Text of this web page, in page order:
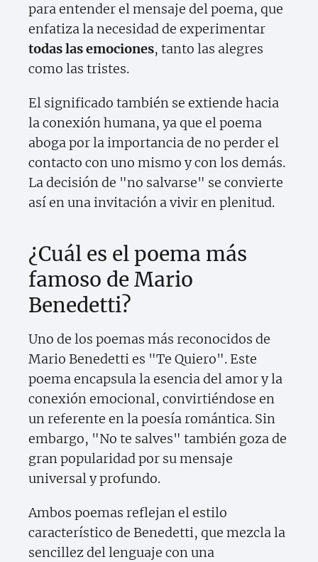
para entender el mensaje del poema, que
enfatiza la necesidad de experimentar
todas las emociones, tanto las alegres
como las tristes.
El significado también se extiende hacia
la conexión humana, ya que el poema
aboga por la importancia de no perder el
contacto con uno mismo y con los demás.
La decisión de "no salvarse" se convierte
así en una invitación a vivir en plenitud.
¿Cuál es el poema más
famoso de Mario
Benedetti?
Uno de los poemas más reconocidos de
Mario Benedetti es "Te Quiero". Este
poema encapsula la esencia del amor y la
conexión emocional, convirtiéndose en
un referente en la poesía romántica. Sin
embargo, "No te salves" también goza de
gran popularidad por su mensaje
universal y profundo.
Ambos poemas reflejan el estilo
característico de Benedetti, que mezcla la
sencillez del lenguaje con una